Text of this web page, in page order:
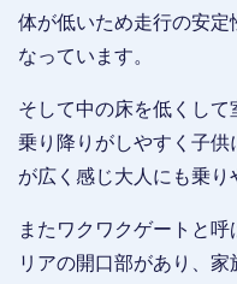
体が低いため走行の安定
なっています。
そして中の床を低くして
乗り降りがしやすく子
が広く感じ大人にも乗り
またワクワクゲートと
リアの開口部があり、